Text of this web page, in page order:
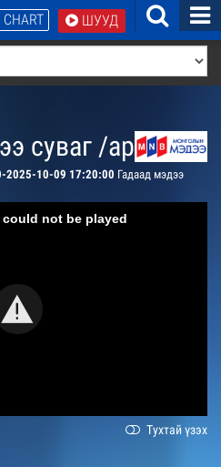
ШУУД
CHART
суваг /архив/
2025-10-09 17:20:00 Гадаад мэдээ
not be played
Тухтай үзэх